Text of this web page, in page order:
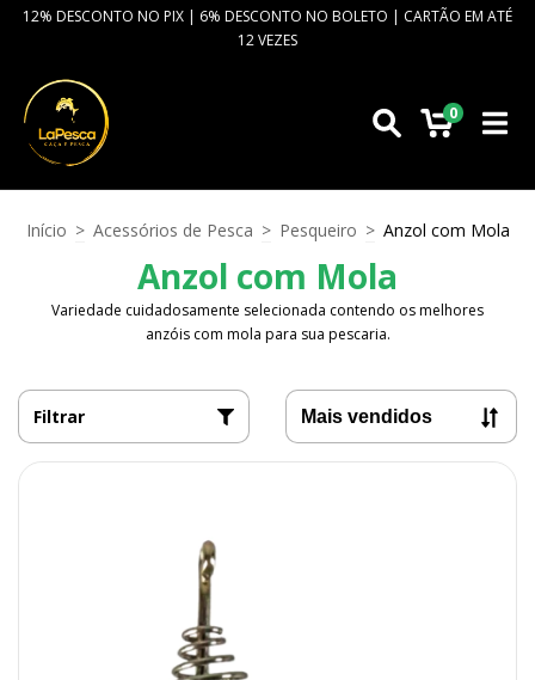
12% DESCONTO NO PIX | 6% DESCONTO NO BOLETO | CARTÃO EM ATÉ
12 VEZES
0
Início > Acessórios de Pesca > Pesqueiro > Anzol com Mola
Anzol com Mola
Variedade cuidadosamente selecionada contendo os melhores
anzóis com mola para sua pescaria.
Filtrar